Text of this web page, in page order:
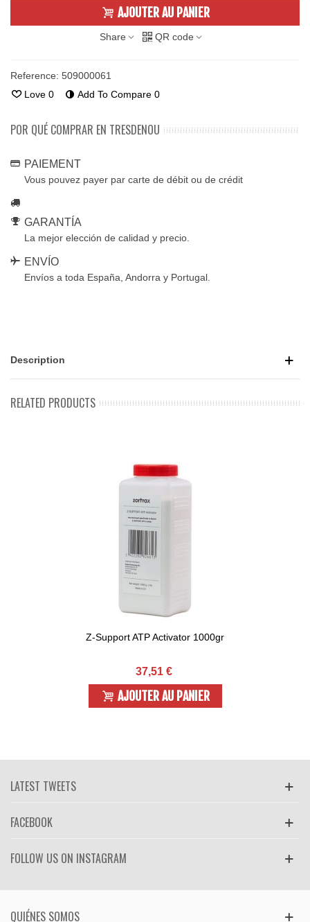
AJOUTER AU PANIER
Share QR code
Reference: 509000061
Love 0 Add To Compare 0
POR QUÉ COMPRAR EN TRESDENOU
PAIEMENT
Vous pouvez payer par carte de débit ou de crédit
GARANTÍA
La mejor elección de calidad y precio.
ENVÍO
Envíos a toda España, Andorra y Portugal.
Description
RELATED PRODUCTS
Z-Support ATP Activator 1000gr
37,51 €
AJOUTER AU PANIER
LATEST TWEETS
FACEBOOK
FOLLOW US ON INSTAGRAM
QUIÉNES SOMOS